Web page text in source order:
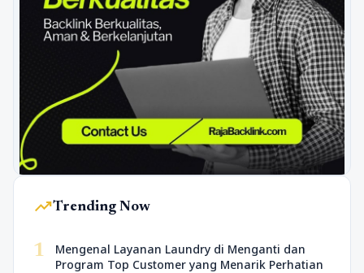
trending_upTrending Now
1
Mengenal Layanan Laundry di Menganti dan
Program Top Customer yang Menarik Perhatian